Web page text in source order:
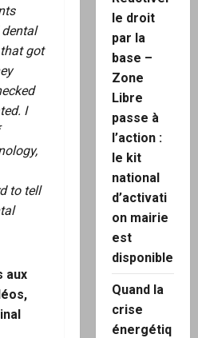
got
I
to tell
aux
le droit
par la
base –
Zone
Libre
passe à
l’action :
le kit
national
d’activati
on mairie
est
disponible
Quand la
crise
énergétiq